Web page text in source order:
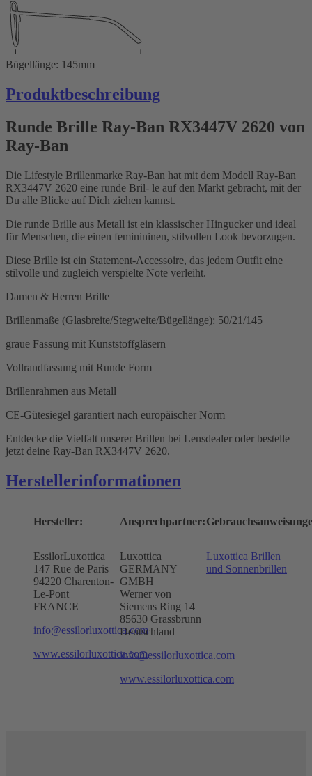
Bügellänge: 145mm
Produktbeschreibung
Runde Brille Ray-Ban RX3447V 2620 von
Ray-Ban
Die Lifestyle Brillenmarke Ray-Ban hat mit dem Modell Ray-Ban
RX3447V 2620 eine runde Bril- le auf den Markt gebracht, mit der
Du alle Blicke auf Dich ziehen kannst.
Die runde Brille aus Metall ist ein klassischer Hingucker und ideal
für Menschen, die einen feminininen, stilvollen Look bevorzugen.
Diese Brille ist ein Statement-Accessoire, das jedem Outfit eine
stilvolle und zugleich verspielte Note verleiht.
Damen & Herren Brille
Brillenmaße (Glasbreite/Stegweite/Bügellänge): 50/21/145
graue Fassung mit Kunststoffgläsern
Vollrandfassung mit Runde Form
Brillenrahmen aus Metall
CE-Gütesiegel garantiert nach europäischer Norm
Entdecke die Vielfalt unserer Brillen bei Lensdealer oder bestelle
jetzt deine Ray-Ban RX3447V 2620.
Herstellerinformationen
Hersteller:
EssilorLuxottica
147 Rue de Paris
94220 Charenton-
Le-Pont
FRANCE
info@essilorluxottica.com
www.essilorluxottica.com
Ansprechpartner:
Luxottica
GERMANY
GMBH
Werner von
Siemens Ring 14
85630 Grassbrunn
Deutschland
info@essilorluxottica.com
www.essilorluxottica.com
Luxottica Brillen
und Sonnenbrillen